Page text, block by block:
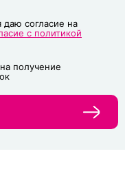
даю согласие на
с политикой
получение